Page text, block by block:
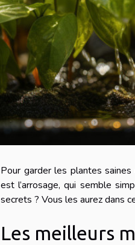
Pour garder les plantes
est l’arrosage, qui semble
secrets ? Vous les aurez dans
Les meilleurs